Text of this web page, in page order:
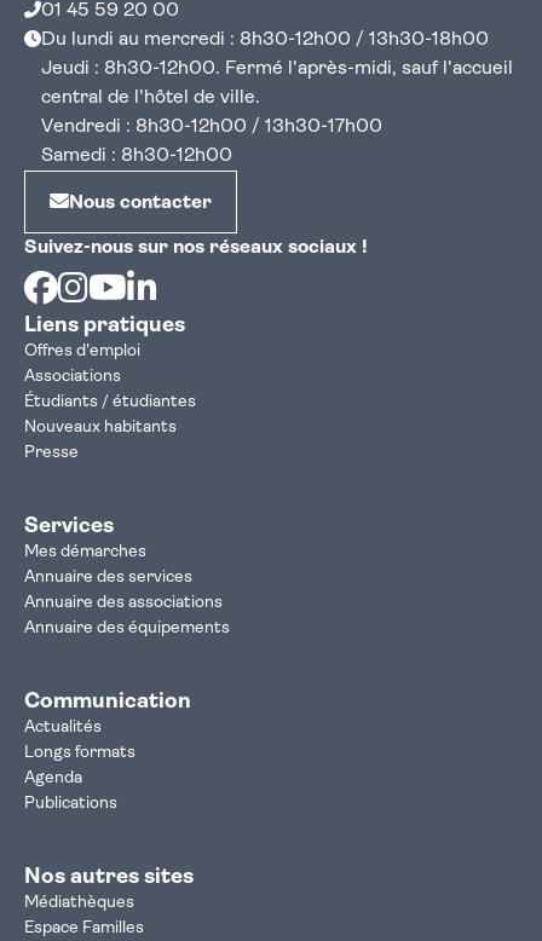
01 45 59 20 00
Du lundi au mercredi : 8h30-12h00 / 13h30-18h00
Jeudi : 8h30-12h00. Fermé l'après-midi, sauf l'accueil
central de l'hôtel de ville.
Vendredi : 8h30-12h00 / 13h30-17h00
Samedi : 8h30-12h00
Nous contacter
Suivez-nous sur nos réseaux sociaux !
Facebook
Instagram
Youtube
Liens pratiques
Offres d'emploi
Associations
Étudiants / étudiantes
Nouveaux habitants
Presse
Services
Mes démarches
Annuaire des services
Annuaire des associations
Annuaire des équipements
Communication
Actualités
Longs formats
Agenda
Publications
Nos autres sites
Médiathèques
Espace Familles